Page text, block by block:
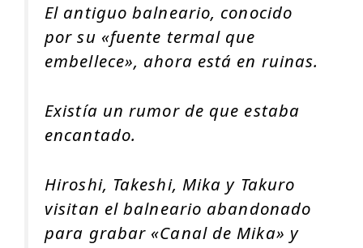
El antiguo balneario, conocido
por su «fuente termal que
embellece», ahora está en ruinas.
Existía un rumor de que estaba
encantado.
Hiroshi, Takeshi, Mika y Takuro
visitan el balneario abandonado
para grabar «Canal de Mika» y